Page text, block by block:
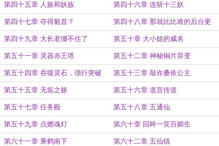
第四十五章 人族和妖族 第四十六章 连斩十三妖
第四十七章 夺得魁首？ 第四十八章 那就比比谁的后台更
硬！
第四十九章 大长老绷不住了 第五十章 大小姐的威名
第五十一章 灵器赤王塔 第五十二章 神秘铜片异变
第五十四章 吞噬灵石，强行突破 第五十三章 敲诈桑依公主
第五十五章 无垢之躯 第五十六章 道宫传道
第五十七章 任务殿 第五十八章 五通仙
第五十九章 点燃魂灯 第六十章 回眸一笑百媚生
第六十一章 乘鹤南下 第六十二章 五仙镇